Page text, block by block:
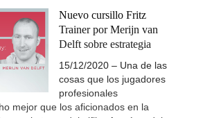
Nuevo cursillo Fritz
Trainer por Merijn van
Delft sobre estrategia
15/12/2020 – Una de las
cosas que los jugadores
profesionales
mejor que los aficionados en la